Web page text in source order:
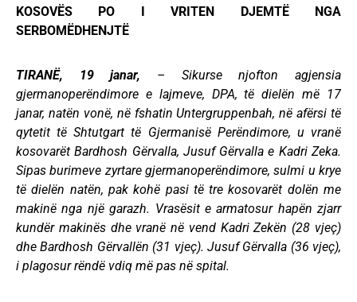
KOSOVËS PO I VRITEN DJEMTË NGA
SERBOMËDHENJTË
TIRANË, 19 janar, – Sikurse njofton agjensia
gjermanoperëndimore e lajmeve, DPA, të dielën më 17
janar, natën vonë, në fshatin Untergruppenbah, në afërsi të
qytetit të Shtutgart të Gjermanisë Perëndimore, u vranë
kosovarët Bardhosh Gërvalla, Jusuf Gërvalla e Kadri Zeka.
Sipas burimeve zyrtare gjermanoperëndimore, sulmi u krye
të dielën natën, pak kohë pasi të tre kosovarët dolën me
makinë nga një garazh. Vrasësit e armatosur hapën zjarr
kundër makinës dhe vranë në vend Kadri Zekën (28 vjeç)
dhe Bardhosh Gërvallën (31 vjeç). Jusuf Gërvalla (36 vjeç),
i plagosur rëndë vdiq më pas në spital.